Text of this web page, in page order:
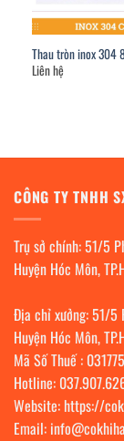
Thau tròn inox 304
Liên hệ
CÔNG TY TNHH
Trụ sở chính: 51/5
Huyện Hóc Môn,
Địa chỉ xưởng: 51/5
Huyện Hóc Môn,
Mã Số Thuế :
Hotline:
Website: https://
Email: